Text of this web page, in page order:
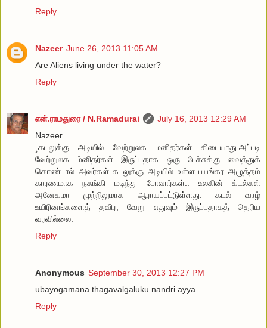
Reply
Nazeer June 26, 2013 11:05 AM
Are Aliens living under the water?
Reply
என்.ராமதுரை / N.Ramadurai
July 16, 2013 12:29 AM
Nazeer
¸கடலுக்கு அடியில் வேற்றுலக மனிதர்கள் கிடையாது.அப்படி
வேற்றுலக ம்னிதர்கள் இருப்பதாக ஒரு பேச்சுக்கு வைத்துக்
கொண்டால் அவர்கள் கடலுக்கு அடியில் உள்ள பயங்கர அழுத்தம்
காரணமாக நசுங்கி மடிந்து போவார்கள்.. உலகின் க்டல்கள்
அனேகமா முற்றிலுமாக ஆராயப்பட்டுள்ளது. கடல் வாழ்
உயிரினங்களைத் தவிர, வேறு எதுவும் இருப்பதாகத் தெரிய
வரவில்லை.
Reply
Anonymous September 30, 2013 12:27 PM
ubayogamana thagavalgaluku nandri ayya
Reply